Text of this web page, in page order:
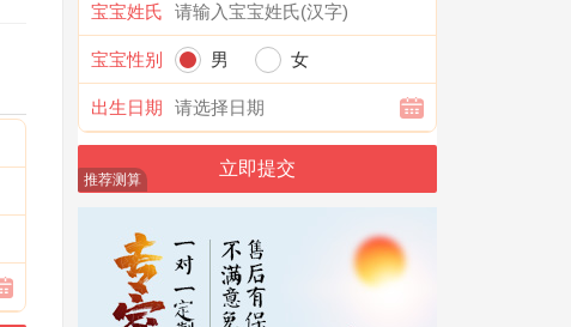
宝宝姓氏
宝宝性别 男 女
出生日期
推荐测算